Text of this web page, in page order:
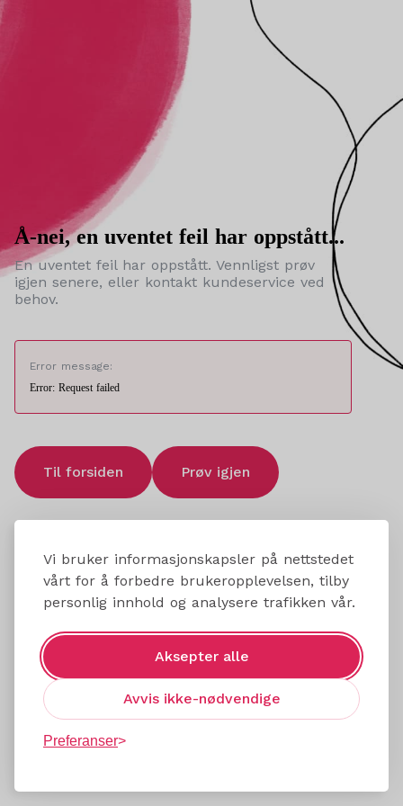
Vi bruker informasjonskapsler på nettstedet
vårt for å forbedre brukeropplevelsen, tilby
personlig innhold og analysere trafikken vår.
Aksepter alle
Avvis ikke-nødvendige
Preferanser
Å-nei, en uventet feil har oppstått...
En uventet feil har oppstått. Vennligst prøv
igjen senere, eller kontakt kundeservice ved
behov.
Error message:
Error: Request failed
Til forsiden Prøv igjen